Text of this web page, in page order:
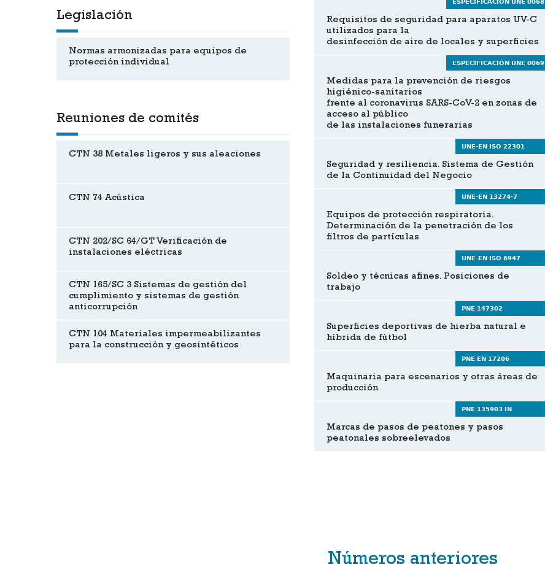
Legislación
Normas armonizadas para equipos de
protección individual
Reuniones de comités
CTN 38 Metales ligeros y sus aleaciones
CTN 74 Acústica
CTN 202/SC 64/GT Verificación de
instalaciones eléctricas
CTN 165/SC 3 Sistemas de gestión del
cumplimiento y sistemas de gestión
anticorrupción
CTN 104 Materiales impermeabilizantes
para la construcción y geosintéticos
ESPECIFICACIÓN UNE 0068
Requisitos de seguridad para aparatos UV-C
utilizados para la
desinfección de aire de locales y superficies
ESPECIFICACIÓN UNE 0069
Medidas para la prevención de riesgos
higiénico-sanitarios
frente al coronavirus SARS-CoV-2 en zonas de
acceso al público
de las instalaciones funerarias
UNE-EN ISO 22301
Seguridad y resiliencia. Sistema de Gestión
de la Continuidad del Negocio
UNE-EN 13274-7
Equipos de protección respiratoria.
Determinación de la penetración de los
filtros de partículas
UNE-EN ISO 6947
Soldeo y técnicas afines. Posiciones de
trabajo
PNE 147302
Superficies deportivas de hierba natural e
híbrida de fútbol
PNE EN 17206
Maquinaria para escenarios y otras áreas de
producción
PNE 135903 IN
Marcas de pasos de peatones y pasos
peatonales sobreelevados